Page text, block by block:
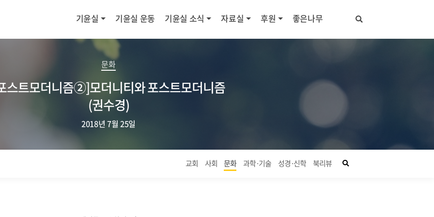
기윤실 기윤실 운동 기윤실 소식 자료실 후원 좋은나무
문화
스트모더니즘②]모더니티와 포스트모더니즘
(권수경)
2018년 7월 25일
교회 사회 문화 과학·기술 성경·신학 북리뷰 좋은나무 검색창 열기